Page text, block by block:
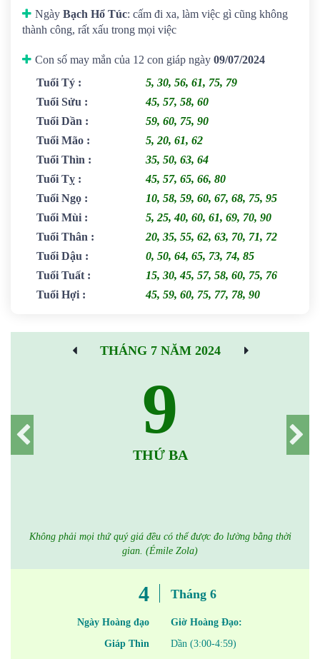
Ngày Bạch Hổ Túc: cấm đi xa, làm việc gì cũng không
thành công, rất xấu trong mọi việc
Con số may mắn của 12 con giáp ngày 09/07/2024
Tuổi Tý :
5, 30, 56, 61, 75, 79
Tuổi Sửu :
45, 57, 58, 60
Tuổi Dần :
59, 60, 75, 90
Tuổi Mão :
5, 20, 61, 62
Tuổi Thìn :
35, 50, 63, 64
Tuổi Tỵ :
45, 57, 65, 66, 80
Tuổi Ngọ :
10, 58, 59, 60, 67, 68, 75, 95
Tuổi Mùi :
5, 25, 40, 60, 61, 69, 70, 90
Tuổi Thân :
20, 35, 55, 62, 63, 70, 71, 72
Tuổi Dậu :
0, 50, 64, 65, 73, 74, 85
Tuổi Tuất :
15, 30, 45, 57, 58, 60, 75, 76
Tuổi Hợi : 45, 59, 60, 75, 77, 78, 90
THÁNG 7 NĂM 2024
9
THỨ BA
Không phải mọi thứ quý giá đều có thể được đo lường bằng thời
gian. (Émile Zola)
4
Ngày Hoàng đạo
Giáp Thìn
Tháng 6
Giờ Hoàng Đạo:
Dần (3:00-4:59)